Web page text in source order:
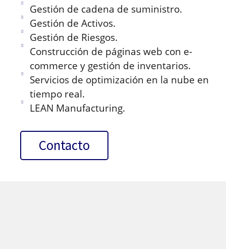
Gestión de cadena de suministro.
Gestión de Activos.
Gestión de Riesgos.
Construcción de páginas web con e-
commerce y gestión de inventarios.
Servicios de optimización en la nube en
tiempo real.
LEAN Manufacturing.
Contacto